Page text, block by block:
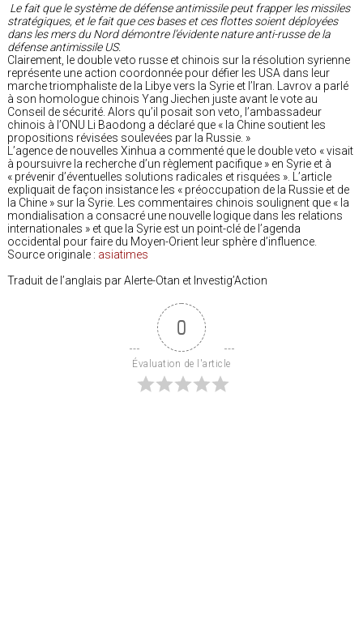
Le fait que le système de défense antimissile peut frapper les missiles
stratégiques, et le fait que ces bases et ces flottes soient déployées
dans les mers du Nord démontre l’évidente nature anti-russe de la
défense antimissile US.
Clairement, le double veto russe et chinois sur la résolution syrienne
représente une action coordonnée pour défier les USA dans leur
marche triomphaliste de la Libye vers la Syrie et l’Iran. Lavrov a parlé
à son homologue chinois Yang Jiechen juste avant le vote au
Conseil de sécurité. Alors qu’il posait son veto, l’ambassadeur
chinois à l’ONU Li Baodong a déclaré que « la Chine soutient les
propositions révisées soulevées par la Russie. »
L’agence de nouvelles Xinhua a commenté que le double veto « visait
à poursuivre la recherche d’un règlement pacifique » en Syrie et à
« prévenir d’éventuelles solutions radicales et risquées ». L’article
expliquait de façon insistance les « préoccupation de la Russie et de
la Chine » sur la Syrie. Les commentaires chinois soulignent que « la
mondialisation a consacré une nouvelle logique dans les relations
internationales » et que la Syrie est un point-clé de l’agenda
occidental pour faire du Moyen-Orient leur sphère d’influence.
Source originale : asiatimes
Traduit de l’anglais par Alerte-Otan et Investig’Action
0
Évaluation de l'article